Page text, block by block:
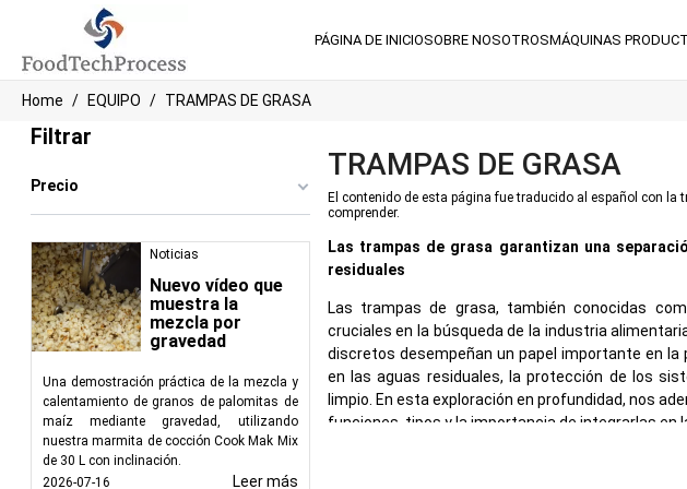
PÁGINA DE INICIOSOBRE NOSOTROSMÁQUINAS
Home EQUIPO TRAMPAS DE GRASA
Filtrar
Precio
Noticias
Nuevo vídeo que
muestra la
mezcla por
gravedad
Una demostración práctica de la mezcla y
calentamiento de granos de palomitas de
maíz mediante gravedad, utilizando
nuestra marmita de cocción Cook Mak Mix
de 30 L con inclinación.
2026-07-16
Leer más
TRAMPAS DE GRASA
El contenido de esta página fue traducido al español con
comprender.
Las trampas de grasa garantizan una
residuales
Las trampas de grasa, también conocidas
cruciales en la búsqueda de la industria
discretos desempeñan un papel importante en la
en las aguas residuales, la protección de los
limpio. En esta exploración en profundidad, nos
funciones, tipos y la importancia de integrarlas